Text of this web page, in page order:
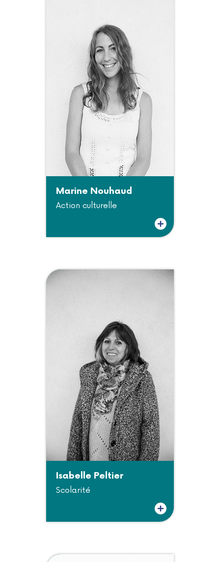
Marine Nouhaud
Action culturelle
Plus d'informations sur Marine Nouhaud
Isabelle Peltier
Scolarité
Plus d'informations sur Isabelle Peltier